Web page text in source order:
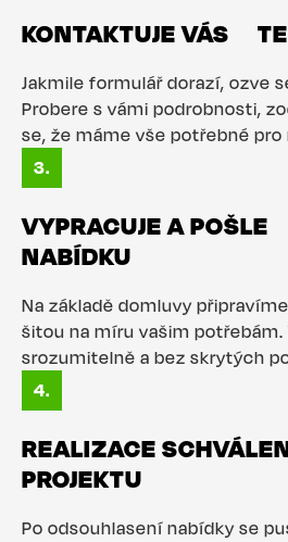
KONTAKTUJE VÁS
Jakmile formulář dorazí, ozve
Probere s vámi podrobnosti,
se, že máme vše potřebné pro
VYPRACUJE A
NABÍDKU
Na základě domluvy
šitou na míru vašim potřebám.
srozumitelně a bez skrytých
REALIZACE
PROJEKTU
Po odsouhlasení nabídky se